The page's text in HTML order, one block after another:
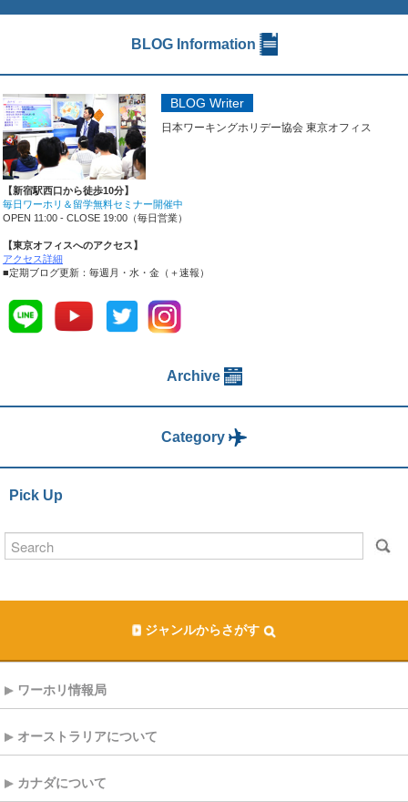
BLOG Information
BLOG Writer
日本ワーキングホリデー協会 東京オフィス
【新宿駅西口から徒歩10分】
毎日ワーホリ＆留学無料セミナー開催中
OPEN 11:00 - CLOSE 19:00（毎日営業）
【東京オフィスへのアクセス】
アクセス詳細
■定期ブログ更新：毎週月・水・金（＋速報）
Archive
Category
Pick Up
ジャンルからさがす
ワーホリ情報局
オーストラリアについて
カナダについて